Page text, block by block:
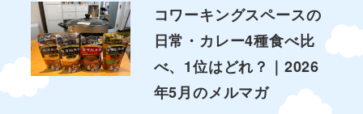
コワーキングスペースの
日常・カレー4種食べ比
べ、1位はどれ？｜2026
年5月のメルマガ